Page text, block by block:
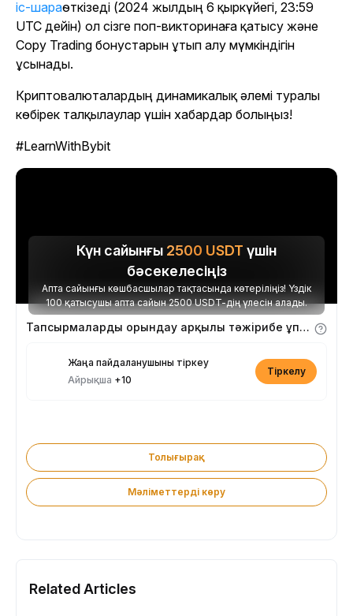
іс-шараөткізеді (2024 жылдың 6 қыркүйегі, 23:59
UTC дейін) ол сізге поп-викторинаға қатысу және
Copy Trading бонустарын ұтып алу мүмкіндігін
ұсынады.
Криптовалюталардың динамикалық әлемі туралы
көбірек талқылаулар үшін хабардар болыңыз!
#LearnWithBybit
Күн сайынғы 2500 USDT үшін
бәсекелесіңіз
Апта сайынғы көшбасшылар тақтасында көтеріліңіз! Үздік
100 қатысушы апта сайын 2500 USDT-дің үлесін алады.
Тапсырмаларды орындау арқылы тәжірибе ұпайларын алыңыз
Жаңа пайдаланушыны тіркеу
Айрықша +10
Тіркелу
Толығырақ
Мәліметтерді көру
Related Articles